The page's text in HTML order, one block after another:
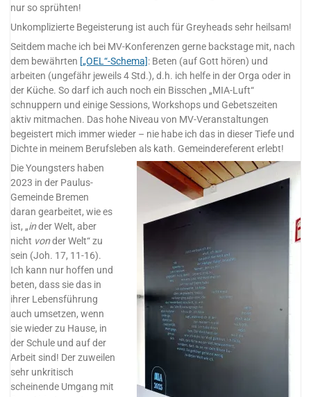
nur so sprühten!
Unkomplizierte Begeisterung ist auch für Greyheads sehr heilsam!
Seitdem mache ich bei MV-Konferenzen gerne backstage mit, nach
dem bewährten [„OEL“-Schema]: Beten (auf Gott hören) und
arbeiten (ungefähr jeweils 4 Std.), d.h. ich helfe in der Orga oder in
der Küche. So darf ich auch noch ein Bisschen „MIA-Luft“
schnuppern und einige Sessions, Workshops und Gebetszeiten
aktiv mitmachen. Das hohe Niveau von MV-Veranstaltungen
begeistert mich immer wieder – nie habe ich das in dieser Tiefe und
Dichte in meinem Berufsleben als kath. Gemeindereferent erlebt!
Die Youngsters haben
2023 in der Paulus-
Gemeinde Bremen
daran gearbeitet, wie es
ist, „inder Welt, aber
nicht vonder Welt“ zu
sein (Joh. 17, 11-16).
Ich kann nur hoffen und
beten, dass sie das in
ihrer Lebensführung
auch umsetzen, wenn
sie wieder zu Hause, in
der Schule und auf der
Arbeit sind! Der zuweilen
sehr unkritisch
scheinende Umgang mit